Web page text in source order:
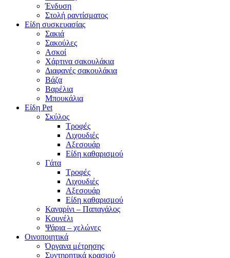
Ένδυση
Στολή ραντίσματος
Είδη συσκευασίας
Σακιά
Σακούλες
Ασκοί
Χάρτινα σακουλάκια
Διαφανές σακουλάκια
Βάζα
Βαρέλια
Μπουκάλια
Είδη Pet
Σκύλος
Τροφές
Λιχουδιές
Αξεσουάρ
Είδη καθαρισμού
Γάτα
Τροφές
Λιχουδιές
Αξεσουάρ
Είδη καθαρισμού
Καναρίνι – Παπαγάλος
Κουνέλι
Ψάρια – χελώνες
Οινοποιητικά
Όργανα μέτρησης
Συντηρητικά κρασιού